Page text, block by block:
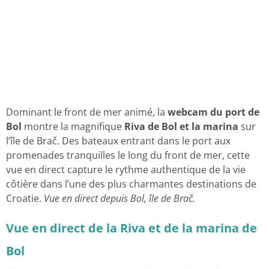
Dominant le front de mer animé, la webcam du port de
Bol montre la magnifique Riva de Bol et la marina sur
l’île de Brač. Des bateaux entrant dans le port aux
promenades tranquilles le long du front de mer, cette
vue en direct capture le rythme authentique de la vie
côtière dans l’une des plus charmantes destinations de
Croatie. Vue en direct depuis Bol, île de Brač.
Vue en direct de la Riva et de la marina de
Bol